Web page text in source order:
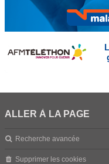
ALLER À LA PAGE
Recherche avancée
Supprimer les cookies